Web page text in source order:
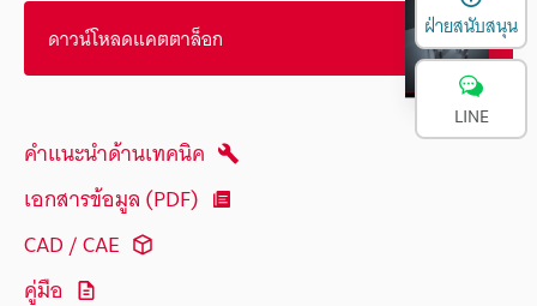
ดาวน์โหลดแคตตาล็อก
คำแนะนำด้านเทคนิค
เอกสารข้อมูล (PDF)
CAD / CAE
คู่มือ
ฝ่ายสนับสนุน
LINE